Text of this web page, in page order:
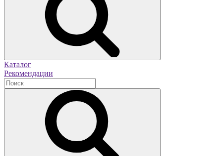
Каталог
Рекомендации